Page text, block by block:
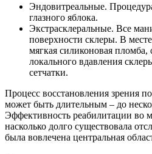
Эндовитреальные.
глазного яблока.
Экстрасклеральные. Все
поверхности склеры. В
мягкая силиконовая пломба,
локального вдавления
сетчатки.
Процесс восстановления зрения
может быть длительным – до
Эффективность реабилитации во
насколько долго существовала
была вовлечена центральная